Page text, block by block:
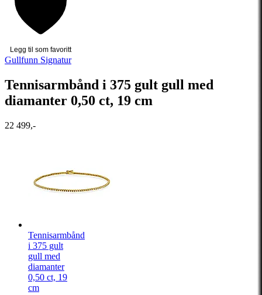
Legg til som favoritt
Gullfunn Signatur
Tennisarmbånd i 375 gult gull med
diamanter 0,50 ct, 19 cm
22 499,-
Tennisarmbånd
i 375 gult
gull med
diamanter
0,50 ct, 19
cm